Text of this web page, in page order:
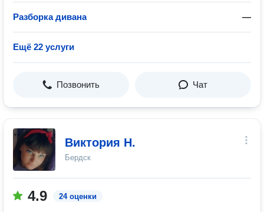
Разборка дивана —
Ещё 22 услуги
Позвонить Чат
Виктория Н.
Бердск
4.9 24 оценки